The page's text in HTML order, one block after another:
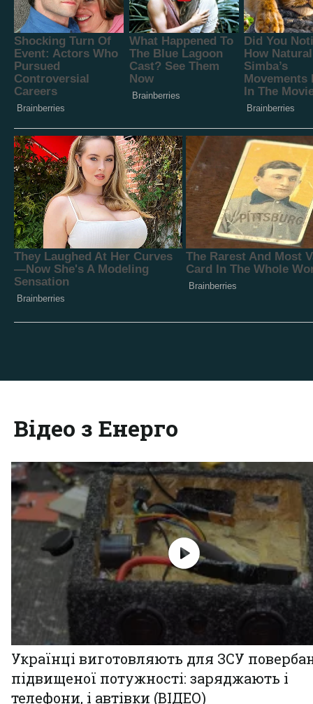
Відео з Енерго
Українці виготовляють для ЗСУ
підвищеної потужності: заряджають і
телефони, і автівки (ВІДЕО)